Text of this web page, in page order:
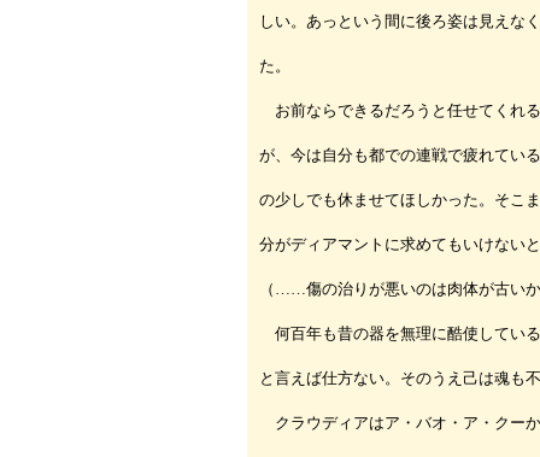
しい。あっという間に後ろ姿は見えな
た。
お前ならできるだろうと任せてくれ
が、今は自分も都での連戦で疲れてい
の少しでも休ませてほしかった。そこ
分がディアマントに求めてもいけない
（……傷の治りが悪いのは肉体が古い
何百年も昔の器を無理に酷使してい
と言えば仕方ない。そのうえ己は魂も
クラウディアはア・バオ・ア・クー